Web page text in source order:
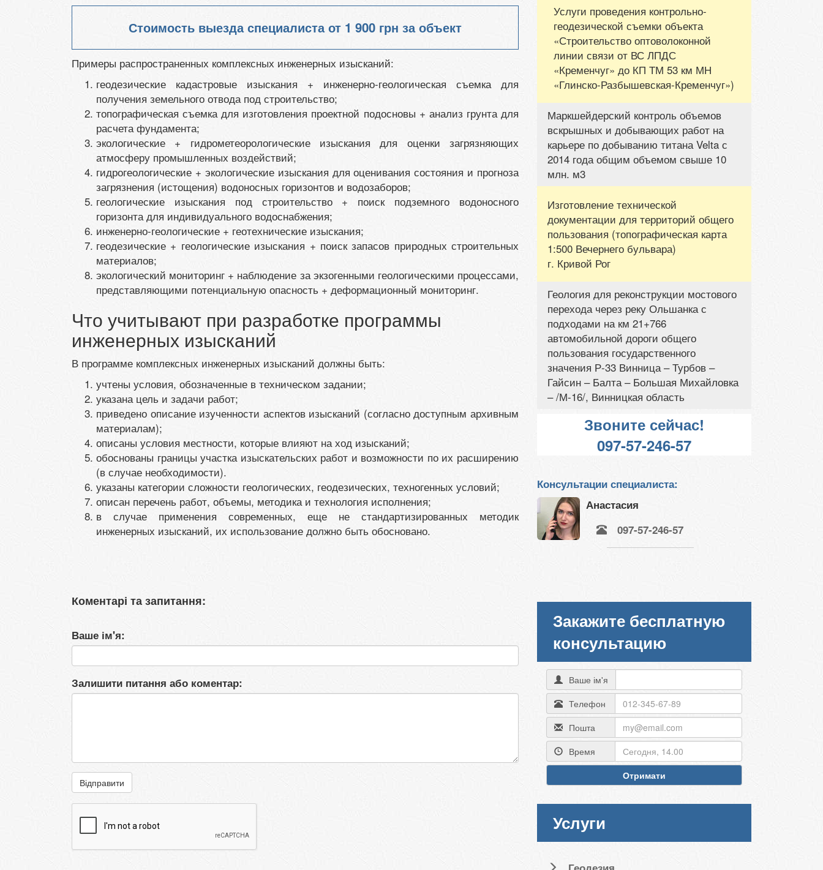
Стоимость выезда специалиста от 1 900 грн за объект
Примеры распространенных комплексных инженерных изысканий:
геодезические кадастровые изыскания + инженерно-геологическая съемка для
получения земельного отвода под строительство;
топографическая съемка для изготовления проектной подосновы + анализ грунта для
расчета фундамента;
экологические + гидрометеорологические изыскания для оценки загрязняющих
атмосферу промышленных воздействий;
гидрогеологические + экологические изыскания для оценивания состояния и прогноза
загрязнения (истощения) водоносных горизонтов и водозаборов;
геологические изыскания под строительство + поиск подземного водоносного
горизонта для индивидуального водоснабжения;
инженерно-геологические + геотехнические изыскания;
геодезические + геологические изыскания + поиск запасов природных строительных
материалов;
экологический мониторинг + наблюдение за экзогенными геологическими процессами,
представляющими потенциальную опасность + деформационный мониторинг.
Что учитывают при разработке программы
инженерных изысканий
В программе комплексных инженерных изысканий должны быть:
учтены условия, обозначенные в техническом задании;
указана цель и задачи работ;
приведено описание изученности аспектов изысканий (согласно доступным архивным
материалам);
описаны условия местности, которые влияют на ход изысканий;
обоснованы границы участка изыскательских работ и возможности по их расширению
(в случае необходимости).
указаны категории сложности геологических, геодезических, техногенных условий;
описан перечень работ, объемы, методика и технология исполнения;
в случае применения современных, еще не стандартизированных методик
инженерных изысканий, их использование должно быть обосновано.
Коментарі та запитання:
Ваше ім'я:
Залишити питання або коментар:
Відправити
Услуги проведения контрольно-
геодезической съемки объекта
«Строительство оптоволоконной
линии связи от ВС ЛПДС
«Кременчуг» до КП ТМ 53 км МН
«Глинско-Разбышевская-Кременчуг»)
Маркшейдерский контроль объемов
вскрышных и добывающих работ на
карьере по добыванию титана Velta с
2014 года общим объемом свыше 10
млн. м3
Изготовление технической
документации для территорий общего
пользования (топографическая карта
1:500 Вечернего бульвара)
г. Кривой Рог
Геология для реконструкции мостового
перехода через реку Ольшанка с
подходами на км 21+766
автомобильной дороги общего
пользования государственного
значения Р-33 Винница – Турбов –
Гайсин – Балта – Большая Михайловка
– /М-16/, Винницкая область
Звоните сейчас!
097-57-246-57
Консультации специалиста:
Анастасия
097-57-246-57
Закажите бесплатную
консультацию
Ваше ім'я
Телефон
Пошта
Время
Отримати
Услуги